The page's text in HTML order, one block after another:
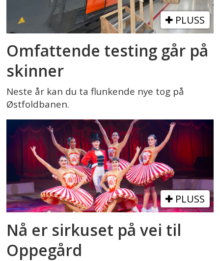
PLUSS
Omfattende testing går på
skinner
Neste år kan du ta flunkende nye tog på
Østfoldbanen.
PLUSS
Nå er sirkuset på vei til
Oppegård